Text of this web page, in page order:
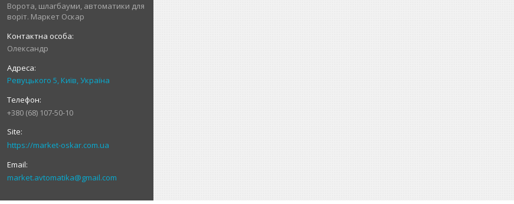
Ворота, шлагбауми, автоматики для
воріт. Маркет Оскар
Олександр
Ревуцького 5, Київ, Україна
+380 (68) 107-50-10
https://market-oskar.com.ua
market.avtomatika@gmail.com